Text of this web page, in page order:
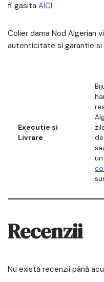
fi gasita AICI
Colier dama Nod
autenticitate si garantie si
Executie si
Livrare
Recenzii
Nu există recenzii până